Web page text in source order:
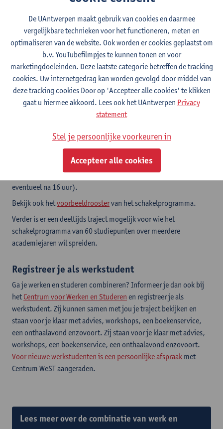
Bekijk ook hetvoorbeeldrooster. De opleidingsonderdelen
worden per semester op twee dagen, één namiddag en één avond
ingeroosterd.
Schakelprogramma
Bekijk hetstudieprogramma van het schakelprogramma. Per
opleidingsonderdeel vind je informatie over de faciliteiten voor
werkstudenten, onder de titel 'werkvormen, planning van
onderwijs- en leeractiviteiten'.
Van verschillende opleidingsonderdelen zijnvideo-opnames
van de lessen beschikbaar.
Enkele opleidingsonderdelen kan je volgen via een blended
begeleide zelfstudiemet beperkte contacturen,
eventueel na 16 uur).
Bekijk ook hetvoorbeeldroostervan het schakelprogramma.
Verder is er een deeltijds traject mogelijk voor wie het
schakelprogramma van 60 studiepunten over meerdere
academiejaren wil spreiden.
Registreer je als werkstudent
Ga je werken en studeren combineren? Informeer je dan ook bij
het Centrum voor Werken en Studeren en registreer je als
werkstudent. Zij kunnen samen met jou je traject bekijken en
staan voor je klaar met advies, workshops, een boekenservice,
een onthaalavond enzovoort. Zij staan voor je klaar met advies,
workshops, een boekenservice, een onthaalavond enzovoort.
Voor nieuwe werkstudenten is een persoonlijkeafspraak met
Centrum WeST aangeraden.
Lees meer over de combinatie van werk en
De UAntwerpen maakt gebruik van cookies en daarmee
vergelijkbare technieken voor het functioneren, meten en
optimaliseren van de website. Ook worden er cookies geplaatst om
b.v. YouTubefilmpjes te kunnen tonen en voor
marketingdoeleinden. Deze laatste categorie betreffen de tracking
cookies. Uw internetgedrag kan worden gevolgd door middel van
deze tracking cookies Door op 'Accepteer alle cookies' te klikken
gaat u hiermee akkoord. Lees ook het UAntwerpen Privacy
statement
Stel je persoonlijke voorkeuren in
Accepteer alle cookies